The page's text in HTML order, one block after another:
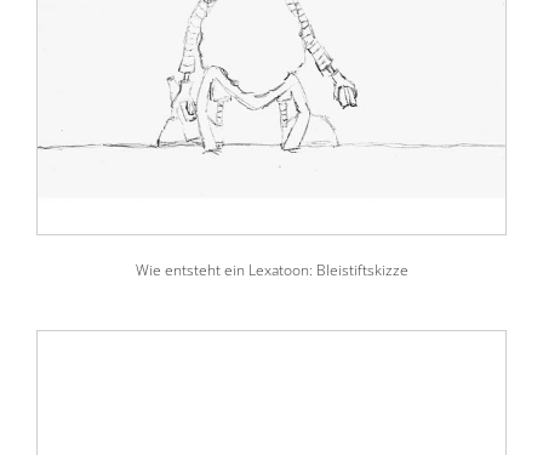
Wie entsteht ein Lexatoon: Bleistiftskizze